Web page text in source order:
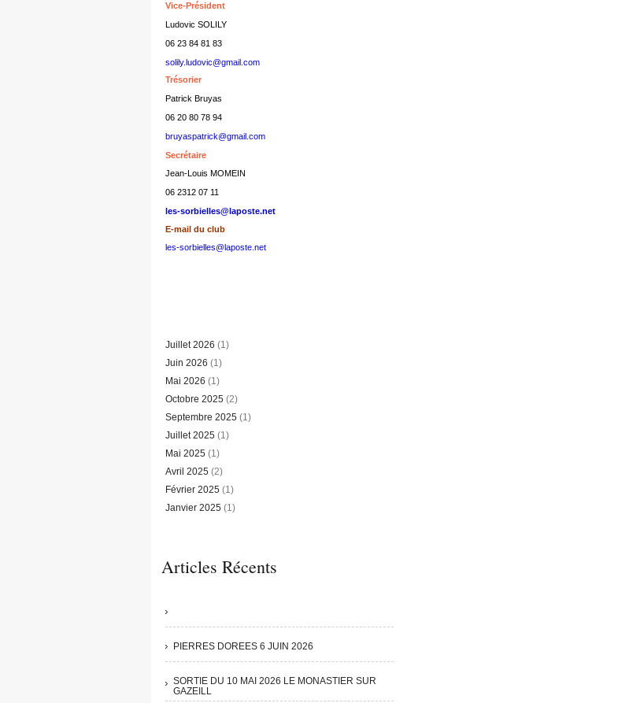
Vice-Président
Ludovic SOLILY
06 23 84 81 83
solily.ludovic@gmail.com
Trésorier
Patrick Bruyas
06 20 80 78 94
bruyaspatrick@gmail.com
Secrétaire
Jean-Louis MOMEIN
06 2312 07 11
les-sorbielles@laposte.net
E-mail du club
les-sorbielles@laposte.net
Juillet 2026 (1)
Juin 2026 (1)
Mai 2026 (1)
Octobre 2025 (2)
Septembre 2025 (1)
Juillet 2025 (1)
Mai 2025 (1)
Avril 2025 (2)
Février 2025 (1)
Janvier 2025 (1)
Articles Récents
PIERRES DOREES 6 JUIN 2026
SORTIE DU 10 MAI 2026 LE MONASTIER SUR
GAZEILL